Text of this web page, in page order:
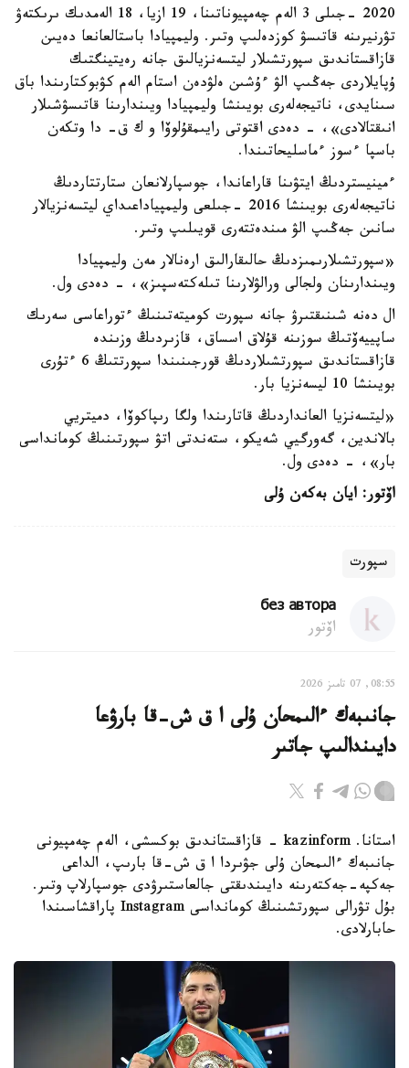
2020 -جىلى 3 الەم چەمپيوناتىنا، 19 ازيا، 18 الەمدىك ىرىكتەۋ
تۋرنيرىنە قاتىسۋ كوزدەلىپ وتىر. وليمپيادا باستالعانعا دەيىن
قازاقستاندىق سپورتشىلار ليتسەنزيالىق جانە رەيتينگتىك
ۇپايلاردى جەڭىپ الۋ ءۇشىن ەلۋدەن استام الەم كۋبوكتارىندا باق
سىنايدى، ناتيجەلەرى بويىنشا وليمپيادا ويىندارىنا قاتىسۋشىلار
انىقتالادى»، - دەدى اقتوتى رايىمقۇلوۆا و ك ق- دا وتكەن
باسپا ءسوز ءماسليحاتىندا.
ءمينيستردىڭ ايتۋىنا قاراعاندا، جوسپارلانعان ستارتتاردىڭ
ناتيجەلەرى بويىنشا 2016 -جىلعى وليمپياداعىداي ليتسەنزيالار
سانىن جەڭىپ الۋ مىندەتتەرى قويىلىپ وتىر.
«سپورتشىلارىمىزدىڭ حالىقارالىق ارەنالار مەن وليمپيادا
ويىندارىنان ولجالى ورالۋلارىنا تىلەكتەسپىز»، - دەدى ول.
ال دەنە شىنىقتىرۋ جانە سپورت كوميتەتىنىڭ ءتوراعاسى سەرىك
ساپييەۆتىڭ سوزىنە قۇلاق اسساق، قازىردىڭ وزىندە
قازاقستاندىق سپورتشىلاردىڭ قورجىنىندا سپورتتىڭ 6 ءتۇرى
بويىنشا 10 ليسەنزيا بار.
«ليتسەنزيا العانداردىڭ قاتارىندا ولگا رىپاكوۆا، دميتريي
بالاندين، گەورگيي شەيكو، ستەندتى اتۋ سپورتىنىڭ كومانداسى
بار»، - دەدى ول.
اۆتور: ايان بەكەن ۇلى
سپورت
без автора
اۆتور
08:55, 07 تامىز 2026
جانىبەك ءالىمحان ۇلى ا ق ش-قا بارۋعا
دايىندالىپ جاتىر
استانا. kazinform - قازاقستاندىق بوكسشى، الەم چەمپيونى
جانىبەك ءالىمحان ۇلى جۋىردا ا ق ش-قا بارىپ، الداعى
جەكپە-جەكتەرىنە دايىندىقتى جالعاستىرۋدى جوسپارلاپ وتىر.
بۇل تۋرالى سپورتشىنىڭ كومانداسى Instagram پاراقشاسىندا
حابارلادى.